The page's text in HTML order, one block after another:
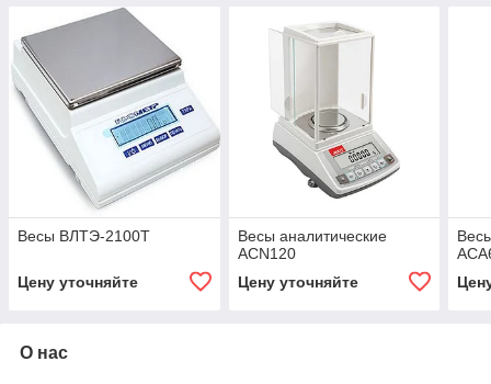
Весы ВЛТЭ-2100Т
Цену уточняйте
Весы аналитические
ACN120
Цену уточняйте
О нас